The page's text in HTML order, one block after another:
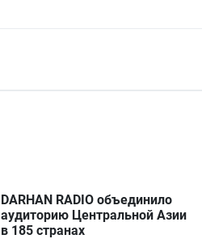
DARHAN RADIO объединило
аудиторию Центральной Азии
в 185 странах